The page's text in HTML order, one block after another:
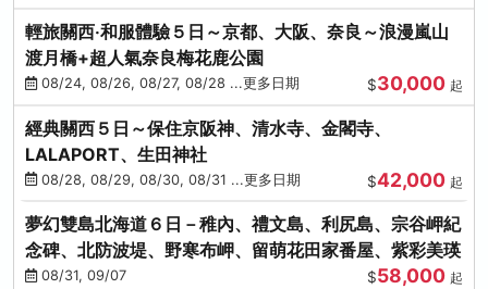
輕旅關西‧和服體驗５日～京都、大阪、奈良～浪漫嵐山
渡月橋+超人氣奈良梅花鹿公園
08/24, 08/26, 08/27, 08/28 ...更多日期 $30,000 起
經典關西５日～保住京阪神、清水寺、金閣寺、
LALAPORT、生田神社
08/28, 08/29, 08/30, 08/31 ...更多日期 $42,000 起
夢幻雙島北海道６日－稚內、禮文島、利尻島、宗谷岬紀
念碑、北防波堤、野寒布岬、留萌花田家番屋、紫彩美瑛
08/31, 09/07 $58,000 起